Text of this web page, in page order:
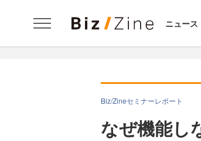
ニュース
Biz/Zineセミナーレポート
なぜ機能し